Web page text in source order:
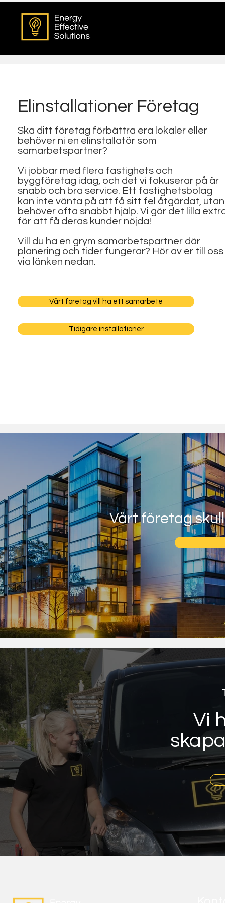
Elinstallationer Företag
Ska ditt företag förbättra era lokaler eller
behöver ni en elinstallatör som
samarbetspartner?
Vi jobbar med flera fastighets och
byggföretag idag, och det vi fokuserar på är
snabb och bra service. Ett fastighetsbolag
kan inte vänta på att få sitt fel åtgärdat, utan
behöver ofta snabbt hjälp. Vi gör det lilla
för att få deras kunder nöjda!
Vill du ha en grym samarbetspartner där
planering och tider fungerar? Hör av er till oss
via länken nedan.
Vårt företag vill ha ett samarbete
Tidigare installationer
Vårt företag
Vi